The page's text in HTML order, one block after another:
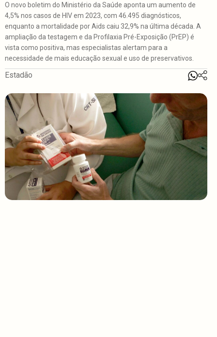
O novo boletim do Ministério da Saúde aponta um aumento de
4,5% nos casos de HIV em 2023, com 46.495 diagnósticos,
enquanto a mortalidade por Aids caiu 32,9% na última década. A
ampliação da testagem e da Profilaxia Pré-Exposição (PrEP) é
vista como positiva, mas especialistas alertam para a
necessidade de mais educação sexual e uso de preservativos.
Estadão